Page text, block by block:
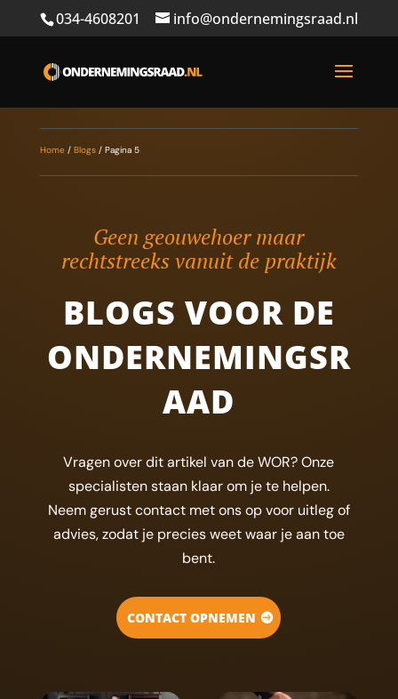
034-4608201 info@ondernemingsraad.nl
Home/ Blogs/ Pagina 5
Geen geouwehoer maar
rechtstreeks vanuit de praktijk
BLOGS VOOR DE
ONDERNEMINGSR
AAD
Vragen over dit artikel van de WOR? Onze
specialisten staan klaar om je te helpen.
Neem gerust contact met ons op voor uitleg of
advies, zodat je precies weet waar je aan toe
bent.
CONTACT OPNEMEN